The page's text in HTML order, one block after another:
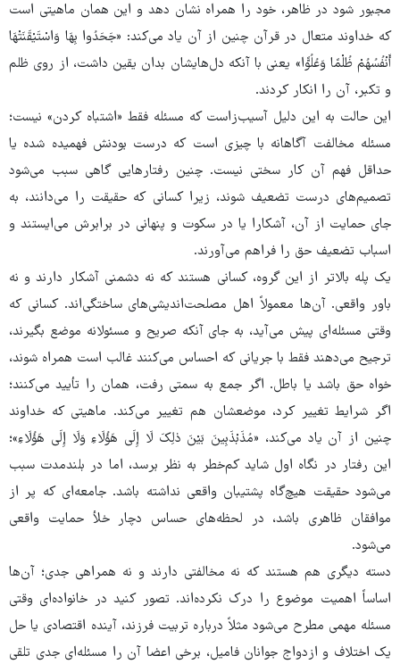
مجبور شود در ظاهر، خود را همراه نشان دهد و این همان ماهیتی است
که خداوند متعال در قرآن چنین از آن یاد می‌کند: «جَحَدُوا بِهَا وَاسْتَیْقَنَتْهَا
أَنْفُسُهُمْ ظُلْمًا وَعُلُوًّا» یعنی با آنکه دل‌هایشان بدان یقین داشت، از روی ظلم
و تکبر، آن را انکار کردند.
این حالت به این دلیل آسیب‌زاست که مسئله فقط «اشتباه کردن» نیست؛
مسئله مخالفت آگاهانه با چیزی است که درست بودنش فهمیده شده یا
حداقل فهم آن کار سختی نیست. چنین رفتارهایی گاهی سبب می‌شود
تصمیم‌های درست تضعیف شوند، زیرا کسانی که حقیقت را می‌دانند، به
جای حمایت از آن، آشکارا یا در سکوت و پنهانی در برابرش می‌ایستند و
اسباب تضعیف حق را فراهم می‌آورند.
یک پله بالاتر از این گروه، کسانی هستند که نه دشمنی آشکار دارند و نه
باور واقعی. آن‌ها معمولاً اهل مصلحت‌اندیشی‌های ساختگی‌اند. کسانی که
وقتی مسئله‌ای پیش می‌آید، به جای آنکه صریح و مسئولانه موضع بگیرند،
ترجیح می‌دهند فقط با جریانی که احساس می‌کنند غالب است همراه شوند،
خواه حق باشد یا باطل. اگر جمع به سمتی رفت، همان را تأیید می‌کنند؛
اگر شرایط تغییر کرد، موضعشان هم تغییر می‌کند. ماهیتی که خداوند
چنین از آن یاد می‌کند، «مُذَبْذَبِینَ بَیْنَ ذلِکَ لَا إِلَی هَؤُلَاءِ وَلَا إِلَی هَؤُلَاءِ»؛
این رفتار در نگاه اول شاید کم‌خطر به نظر برسد، اما در بلندمدت سبب
می‌شود حقیقت هیچ‌گاه پشتیبان واقعی نداشته باشد. جامعه‌ای که پر از
موافقان ظاهری باشد، در لحظه‌های حساس دچار خلأ حمایت واقعی
می‌شود.
دسته دیگری هم هستند که نه مخالفتی دارند و نه همراهی جدی؛ آن‌ها
اساساً اهمیت موضوع را درک نکرده‌اند. تصور کنید در خانواده‌ای وقتی
مسئله مهمی مطرح می‌شود مثلاً درباره تربیت فرزند، آینده اقتصادی یا حل
یک اختلاف و ازدواج جوانان فامیل، برخی اعضا آن را مسئله‌ای جدی تلقی